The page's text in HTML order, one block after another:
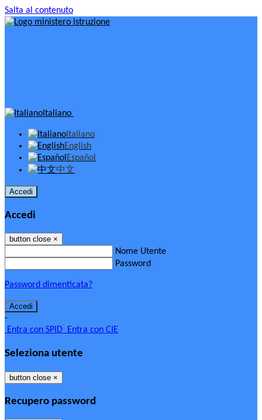
Salta al contenuto
Italiano
Italiano
English
Español
中文
Accedi
Accedi
button close ×
Nome Utente
Password
Password dimenticata?
-
Entra con SPID Entra con CIE
Seleziona utente
button close ×
Recupero password